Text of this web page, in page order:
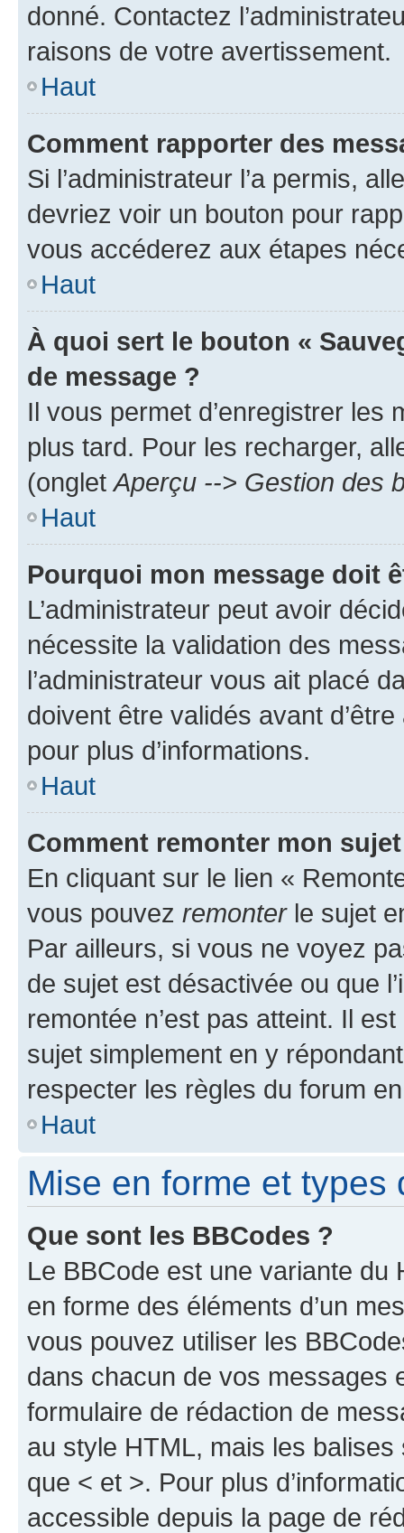
donné. Contactez
raisons de votre avertissement.
Haut
Comment rapporter des
Si l’administrateur l’a permis,
devriez voir un bouton pour
vous accéderez aux étapes
Haut
À quoi sert le bouton «
de message ?
Il vous permet d’enregistrer
plus tard. Pour les recharger,
(ongletAperçu --> Gestion des
Haut
Pourquoi mon message doit
L’administrateur peut avoir
nécessite la validation des
l’administrateur vous ait placé
doivent être validés avant
pour plus d’informations.
Haut
Comment remonter mon
En cliquant sur le lien «
vous pouvez remonterle sujet
Par ailleurs, si vous ne voyez
de sujet est désactivée ou que
remontée n’est pas atteint. Il
sujet simplement en y
respecter les règles du forum
Haut
Mise en forme et types
Que sont les BBCodes ?
Le BBCode est une variante du
en forme des éléments d’un
vous pouvez utiliser les
dans chacun de vos messages
formulaire de rédaction de
au style HTML, mais les
que < et >. Pour plus
accessible depuis la page de